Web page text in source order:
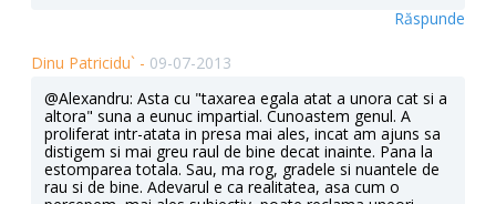
Răspunde
Dinu Patricidu` - 09-07-2013
@Alexandru: Asta cu "taxarea egala atat a unora cat si a
altora" suna a eunuc impartial. Cunoastem genul. A
proliferat intr-atata in presa mai ales, incat am ajuns sa
distigem si mai greu raul de bine decat inainte. Pana la
estomparea totala. Sau, ma rog, gradele si nuantele de
rau si de bine. Adevarul e ca realitatea, asa cum o